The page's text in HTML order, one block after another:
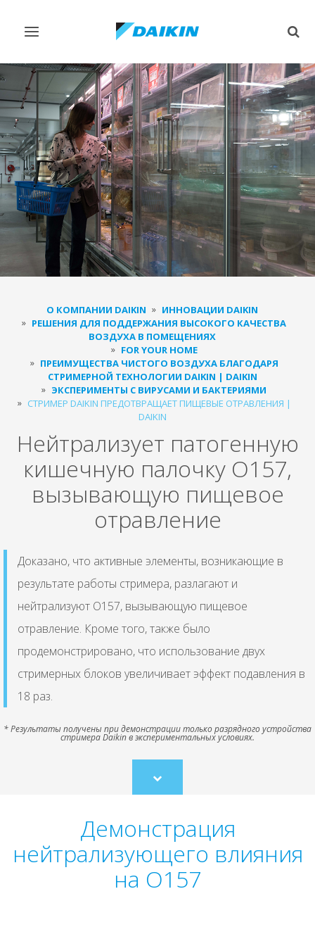
Переключить
О КОМПАНИИ DAIKIN
ИННОВАЦИИ DAIKIN
РЕШЕНИЯ ДЛЯ ПОДДЕРЖАНИЯ ВЫСОКОГО КАЧЕСТВА
ВОЗДУХА В ПОМЕЩЕНИЯХ
FOR YOUR HOME
ПРЕИМУЩЕСТВА ЧИСТОГО ВОЗДУХА БЛАГОДАРЯ
СТРИМЕРНОЙ ТЕХНОЛОГИИ DAIKIN | DAIKIN
ЭКСПЕРИМЕНТЫ С ВИРУСАМИ И БАКТЕРИЯМИ
СТРИМЕР DAIKIN ПРЕДОТВРАЩАЕТ ПИЩЕВЫЕ ОТРАВЛЕНИЯ |
DAIKIN
Нейтрализует патогенную
кишечную палочку O157,
вызывающую пищевое
отравление
Доказано, что активные элементы, возникающие в
результате работы стримера, разлагают и
нейтрализуют O157, вызывающую пищевое
отравление. Кроме того, также было
продемонстрировано, что использование двух
стримерных блоков увеличивает эффект подавления в
18 раз.
* Результаты получены при демонстрации только разрядного устройства
стримера Daikin в экспериментальных условиях.
Scroll
to
Демонстрация
нейтрализующего влияния
на O157